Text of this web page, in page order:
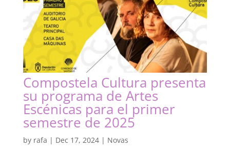
Compostela Cultura presenta
su programa de Artes
Escénicas para el primer
semestre de 2025
by rafa | Dec 17, 2024| Novas